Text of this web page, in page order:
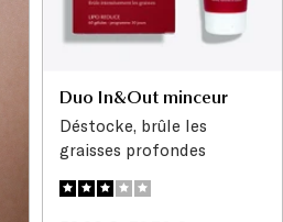
Duo In&Out minceur
Déstocke, brûle les
graisses profondes